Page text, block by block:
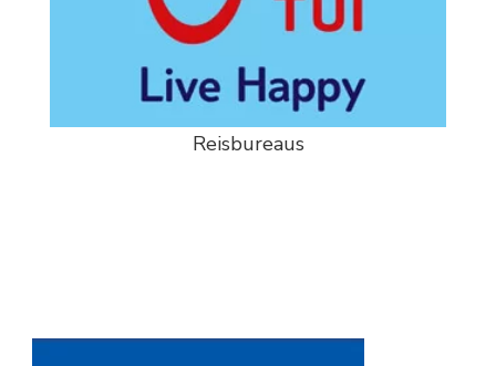
Reisbureaus